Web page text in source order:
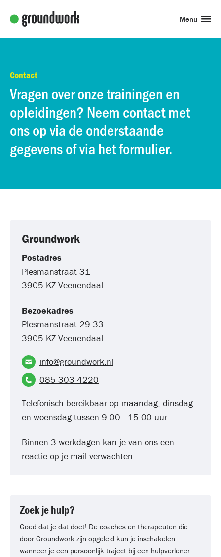
Menu
Contact
Vragen over onze trainingen en
opleidingen? Neem contact met
ons op via de onderstaande
gegevens of via het formulier.
Groundwork
Postadres
Plesmanstraat 31
3905 KZ Veenendaal
Bezoekadres
Plesmanstraat 29-33
3905 KZ Veenendaal
info@groundwork.nl
085 303 4220
Telefonisch bereikbaar op maandag, dinsdag
en woensdag tussen 9.00 - 15.00 uur
Binnen 3 werkdagen kan je van ons een
reactie op je mail verwachten
Zoek je hulp?
Goed dat je dat doet! De coaches en therapeuten die
door Groundwork zijn opgeleid kun je inschakelen
wanneer je een persoonlijk traject bij een hulpverlener